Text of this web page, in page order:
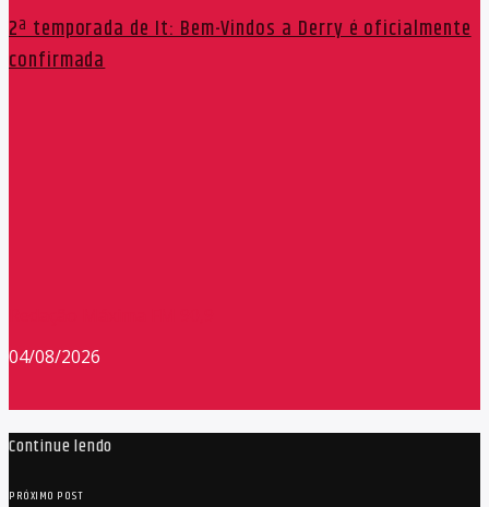
2ª temporada de It: Bem-Vindos a Derry é oficialmente
confirmada
04/08/2026
Continue lendo
PRÓXIMO POST